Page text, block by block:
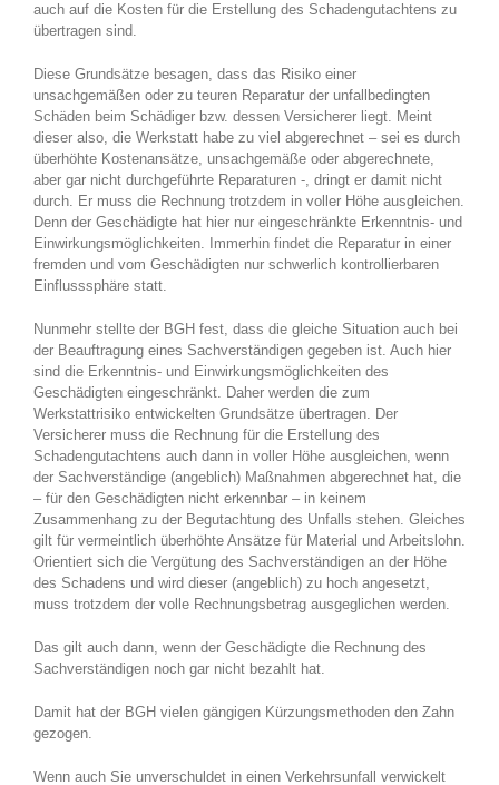
auch auf die Kosten für die Erstellung des Schadengutachtens zu
übertragen sind.
Diese Grundsätze besagen, dass das Risiko einer
unsachgemäßen oder zu teuren Reparatur der unfallbedingten
Schäden beim Schädiger bzw. dessen Versicherer liegt. Meint
dieser also, die Werkstatt habe zu viel abgerechnet – sei es durch
überhöhte Kostenansätze, unsachgemäße oder abgerechnete,
aber gar nicht durchgeführte Reparaturen -, dringt er damit nicht
durch. Er muss die Rechnung trotzdem in voller Höhe ausgleichen.
Denn der Geschädigte hat hier nur eingeschränkte Erkenntnis- und
Einwirkungsmöglichkeiten. Immerhin findet die Reparatur in einer
fremden und vom Geschädigten nur schwerlich kontrollierbaren
Einflusssphäre statt.
Nunmehr stellte der BGH fest, dass die gleiche Situation auch bei
der Beauftragung eines Sachverständigen gegeben ist. Auch hier
sind die Erkenntnis- und Einwirkungsmöglichkeiten des
Geschädigten eingeschränkt. Daher werden die zum
Werkstattrisiko entwickelten Grundsätze übertragen. Der
Versicherer muss die Rechnung für die Erstellung des
Schadengutachtens auch dann in voller Höhe ausgleichen, wenn
der Sachverständige (angeblich) Maßnahmen abgerechnet hat, die
– für den Geschädigten nicht erkennbar – in keinem
Zusammenhang zu der Begutachtung des Unfalls stehen. Gleiches
gilt für vermeintlich überhöhte Ansätze für Material und Arbeitslohn.
Orientiert sich die Vergütung des Sachverständigen an der Höhe
des Schadens und wird dieser (angeblich) zu hoch angesetzt,
muss trotzdem der volle Rechnungsbetrag ausgeglichen werden.
Das gilt auch dann, wenn der Geschädigte die Rechnung des
Sachverständigen noch gar nicht bezahlt hat.
Damit hat der BGH vielen gängigen Kürzungsmethoden den Zahn
gezogen.
Wenn auch Sie unverschuldet in einen Verkehrsunfall verwickelt